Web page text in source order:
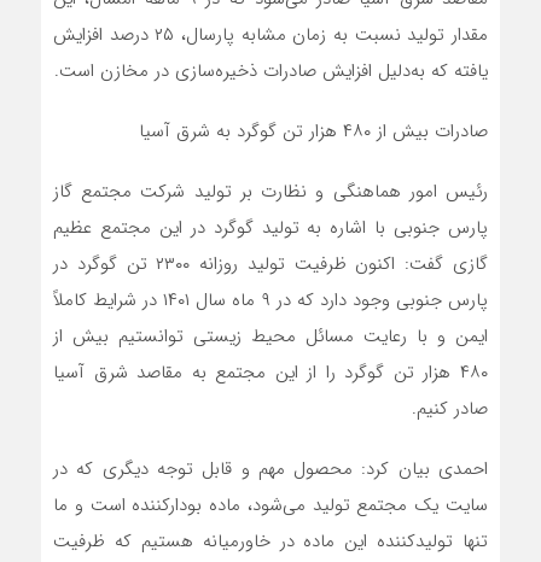
مقدار تولید نسبت به زمان مشابه پارسال، ۲۵ درصد افزایش
یافته که به‌دلیل افزایش صادرات ذخیره‌سازی در مخازن است.
صادرات بیش از ۴۸۰ هزار تن گوگرد به شرق آسیا
رئیس امور هماهنگی و نظارت بر تولید شرکت مجتمع گاز
پارس جنوبی با اشاره به تولید گوگرد در این مجتمع عظیم
گازی گفت: اکنون ظرفیت تولید روزانه ۲۳۰۰ تن گوگرد در
پارس جنوبی وجود دارد که در ۹ ماه سال ۱۴۰۱ در شرایط کاملاً
ایمن و با رعایت مسائل محیط زیستی توانستیم بیش از
۴۸۰ هزار تن گوگرد را از این مجتمع به مقاصد شرق آسیا
صادر کنیم.
احمدی بیان کرد: محصول مهم و قابل توجه دیگری که در
سایت یک مجتمع تولید می‌شود، ماده بودارکننده است و ما
تنها تولیدکننده این ماده در خاورمیانه هستیم که ظرفیت